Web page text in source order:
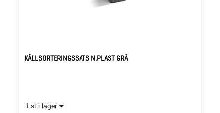
KÄLLSORTERINGSSATS N.PLAST GRÅ
1 st i lager